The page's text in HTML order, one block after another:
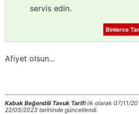
servis edin.
Binlerce
Afiyet olsun...
Kabak Beğendili Tavuk Tarifiilk olarak 07/11/
22/05/2023 tarihinde güncellendi.